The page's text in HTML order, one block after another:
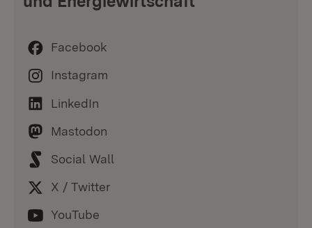
Facebook
Instagram
LinkedIn
Mastodon
Social Wall
X / Twitter
YouTube